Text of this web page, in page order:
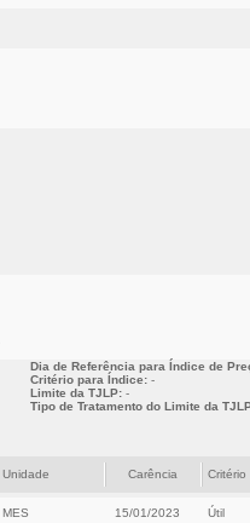
Dia de Referência para Índice de
Critério para Índice:-
Limite da TJLP:-
Tipo de Tratamento do Limite da
Unidade Carência Critério
MES 15/01/2023 Útil